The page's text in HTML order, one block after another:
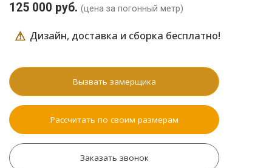
125 000 руб. (цена за погонный метр)
⚠ Дизайн, доставка и сборка бесплатно!
Вызвать замерщика
Рассчитать по своим размерам
Заказать звонок